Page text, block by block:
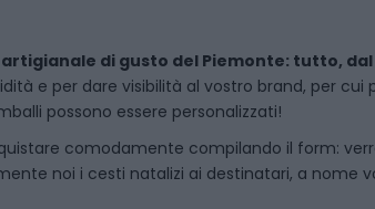
di gusto del Piemonte: tutto,
e per dare visibilità al vostro brand, per cui
possono essere personalizzati!
comodamente compilando il form:
noi i cesti natalizi ai destinatari, a nome